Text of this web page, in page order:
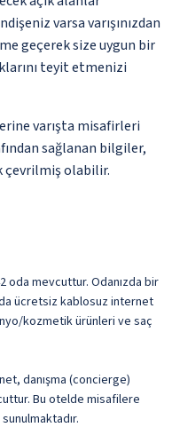
varsa varışınızdan
geçerek size uygun bir
teyit etmenizi
varışta misafirleri
sağlanan bilgiler,
çevrilmiş olabilir.
oda mevcuttur. Odanızda bir
ücretsiz kablosuz internet
kozmetik ürünleri ve saç
danışma (concierge)
Bu otelde misafilere